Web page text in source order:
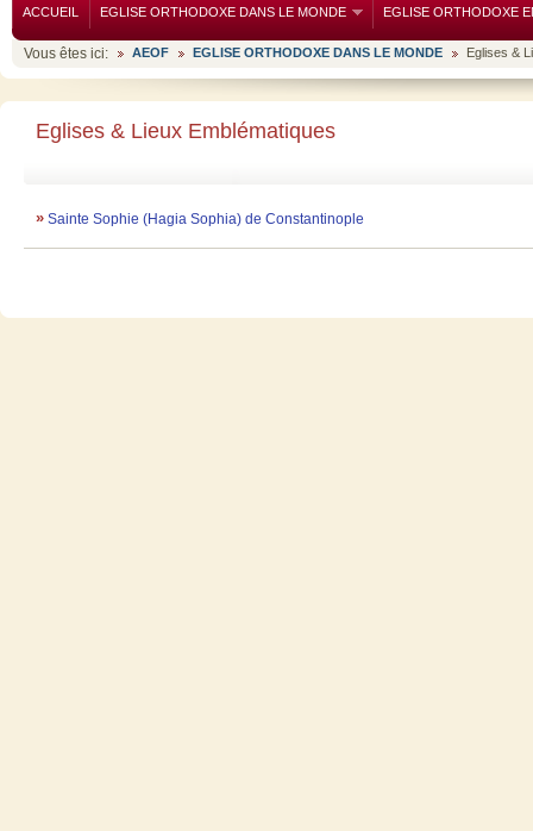
ACCUEIL EGLISE ORTHODOXE DANS LE MONDE EGLISE ORTHODOXE
Vous êtes ici: AEOF EGLISE ORTHODOXE DANS LE MONDE Eglises &
Eglises & Lieux Emblématiques
» Sainte Sophie (Hagia Sophia) de Constantinople